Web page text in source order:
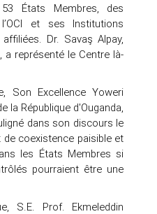
États Membres, des
et ses Institutions
Dr. Savaş Alpay,
a représenté le Centre là-
Son Excellence Yoweri
la République d'Ouganda,
dans son discours le
coexistence paisible et
les États Membres si
pourraient être une
S.E. Prof. Ekmeleddin